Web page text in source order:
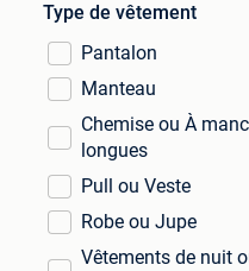
Type de vêtement
Pantalon
Manteau
Chemise ou À
longues
Pull ou Veste
Robe ou Jupe
Vêtements de nuit